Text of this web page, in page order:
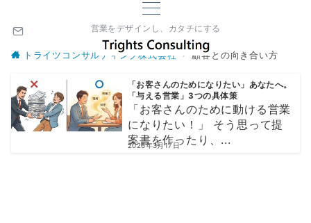
営業をデザインし、カタチにする
トライツコンサルティング株式会社 顧客との向き合い方
「お客さんのためになりたい」あなたへ。
「与える営業」3つの具体策
「お客さんのために動ける営業
になりたい！」 そう思って提
案書を作ったり、...
2026年3月17日